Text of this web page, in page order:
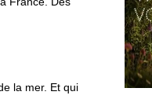
la mer. Et qui